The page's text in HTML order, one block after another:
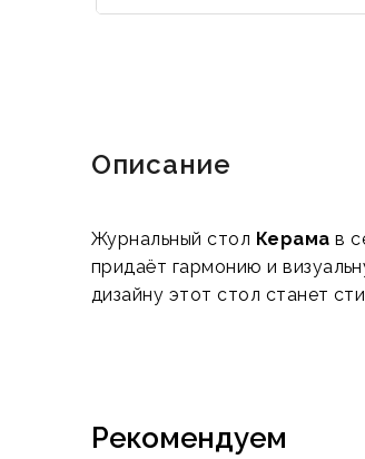
Описание
Журнальный стол Керамав
придаёт гармонию и
дизайну этот стол станет
Рекомендуем